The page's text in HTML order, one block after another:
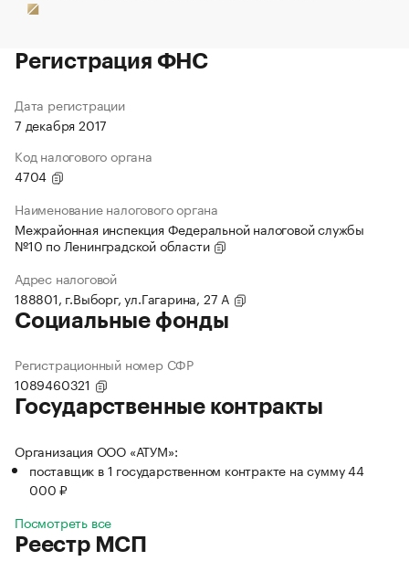
Регистрация ФНС
Дата регистрации
7 декабря 2017
Код налогового органа
4704
Наименование налогового органа
Межрайонная инспекция Федеральной налоговой службы
№10 по Ленинградской области
Адрес налоговой
188801, г.Выборг, ул.Гагарина, 27 А
Социальные фонды
Регистрационный номер СФР
1089460321
Государственные контракты
Организация ООО «АТУМ»:
поставщик в 1 государственном контракте на сумму 44
000 ₽
Посмотреть все
Реестр МСП